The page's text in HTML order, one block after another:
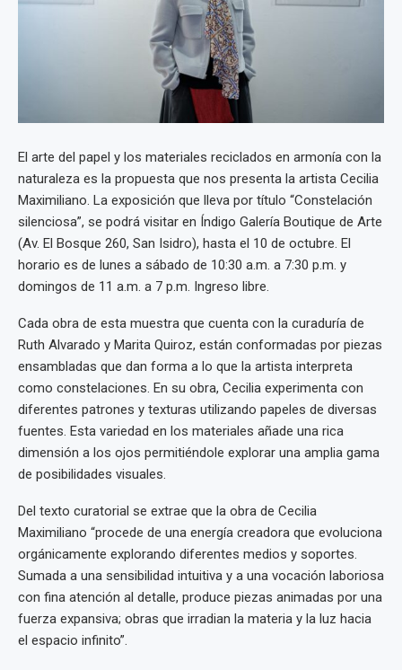
El arte del papel y los materiales reciclados en armonía con la
naturaleza es la propuesta que nos presenta la artista Cecilia
Maximiliano. La exposición que lleva por título “Constelación
silenciosa”, se podrá visitar en Índigo Galería Boutique de Arte
(Av. El Bosque 260, San Isidro), hasta el 10 de octubre. El
horario es de lunes a sábado de 10:30 a.m. a 7:30 p.m. y
domingos de 11 a.m. a 7 p.m. Ingreso libre.
Cada obra de esta muestra que cuenta con la curaduría de
Ruth Alvarado y Marita Quiroz, están conformadas por piezas
ensambladas que dan forma a lo que la artista interpreta
como constelaciones. En su obra, Cecilia experimenta con
diferentes patrones y texturas utilizando papeles de diversas
fuentes. Esta variedad en los materiales añade una rica
dimensión a los ojos permitiéndole explorar una amplia gama
de posibilidades visuales.
Del texto curatorial se extrae que la obra de Cecilia
Maximiliano “procede de una energía creadora que evoluciona
orgánicamente explorando diferentes medios y soportes.
Sumada a una sensibilidad intuitiva y a una vocación laboriosa
con fina atención al detalle, produce piezas animadas por una
fuerza expansiva; obras que irradian la materia y la luz hacia
el espacio infinito”.